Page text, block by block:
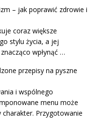
– jak poprawić zdrowie i
coraz większe
stylu życia, a jej
wpłynąć …
przepisy na pyszne
i wspólnego
menu może
Przygotowanie